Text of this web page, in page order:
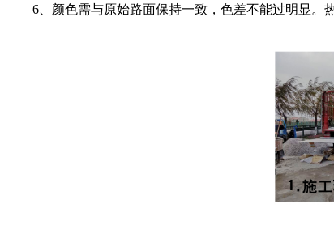
6、颜色需与原始路面保持一致，色差不能过明显。